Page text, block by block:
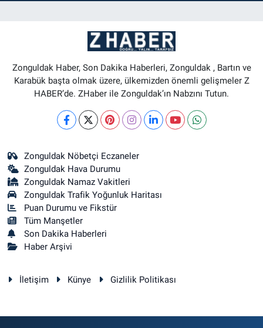
Zonguldak Haber, Son Dakika Haberleri, Zonguldak , Bartın ve
Karabük başta olmak üzere, ülkemizden önemli gelişmeler Z
HABER’de. ZHaber ile Zonguldak’ın Nabzını Tutun.
Zonguldak Nöbetçi Eczaneler
Zonguldak Hava Durumu
Zonguldak Namaz Vakitleri
Zonguldak Trafik Yoğunluk Haritası
Puan Durumu ve Fikstür
Tüm Manşetler
Son Dakika Haberleri
Haber Arşivi
İletişim Künye Gizlilik Politikası